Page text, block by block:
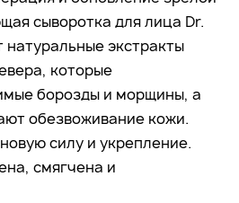
сыворотка для лица Dr.
экстракты
которые
борозды и морщины, а
обезвоживание кожи.
силу и укрепление.
смягчена и